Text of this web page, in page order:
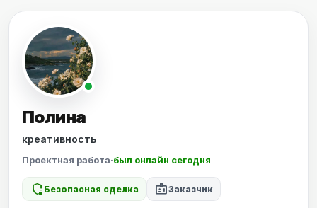
Полина
креативность
Проектная работа·был онлайн сегодня
shield_locked Безопасная сделка badgeЗаказчик